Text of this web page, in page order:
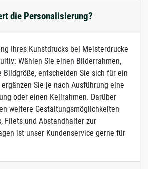
die Personalisierung?
Ihres Kunstdrucks bei Meisterdrucke
Wählen Sie einen Bilderrahmen,
Bildgröße, entscheiden Sie sich für ein
ergänzen Sie je nach Ausführung eine
oder einen Keilrahmen. Darüber
weitere Gestaltungsmöglichkeiten
Filets und Abstandhalter zur
ist unser Kundenservice gerne für